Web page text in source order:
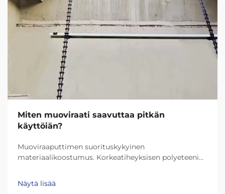
Miten muoviraati saavuttaa pitkän
käyttöiän?
Muoviraaputtimen suorituskykyinen
materiaalikoostumus. Korkeatiheyksisen polyeteenin
polyeteenin (UHMW-PE) rooli kestävyydessä.
Nykypäivän muoviraaputtimet kestävät paljon
Näytä lisää